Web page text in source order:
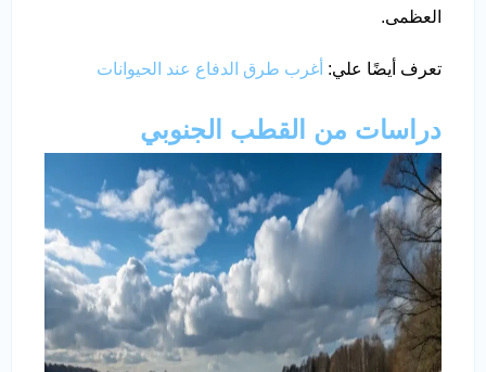
العظمى.
تعرف أيضًا علي: أغرب طرق الدفاع عند الحيوانات
دراسات من القطب الجنوبي